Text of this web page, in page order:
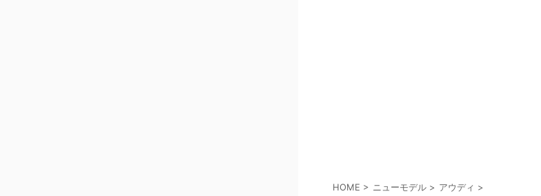
HOME > ニューモデル > アウディ >